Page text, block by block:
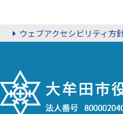
ウェブアクセシビリティ方